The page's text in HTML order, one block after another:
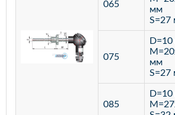
065
мм
S=27
075
мм
S=27
085